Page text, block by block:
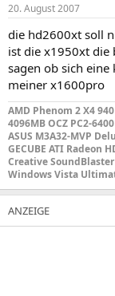
20. August 2007
die hd2600xt soll
ist die x1950xt die
sagen ob sich
meiner x1600pro
AMD Phenom 2 X4 940
4096MB OCZ PC2-
ASUS M3A32-MVP
GECUBE ATI Radeon
Creative
Windows Vista